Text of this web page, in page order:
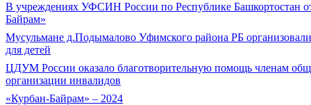
В учреждениях УФСИН России по Республике Башкортостан
Байрам»
Мусульмане д.Подымалово Уфимского района РБ
для детей
ЦДУМ России оказало благотворительную помощь членам
организации инвалидов
«Курбан-Байрам» – 2024